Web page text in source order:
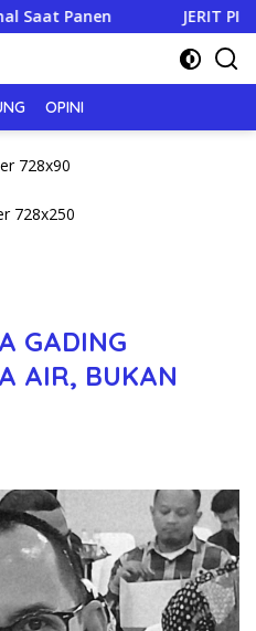
JERIT PILU DARI
OPINI
GADING
AIR, BUKAN